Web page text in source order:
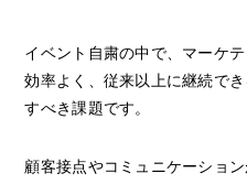
イベント自粛の中で、マーケ
効率よく、従来以上に継続で
すべき課題です。
顧客接点やコミュニケーショ